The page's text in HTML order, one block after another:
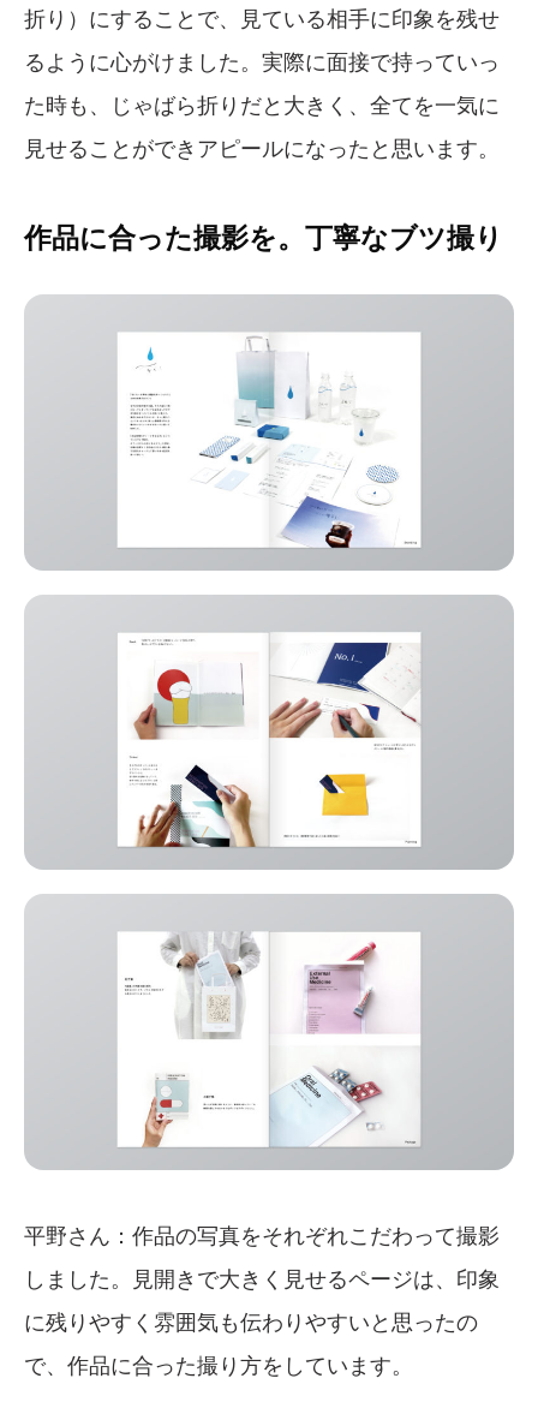
折り）にすることで、見ている相手に印象を残せ
るように心がけました。実際に面接で持っていっ
た時も、じゃばら折りだと大きく、全てを一気に
見せることができアピールになったと思います。
作品に合った撮影を。丁寧なブツ撮り
平野さん：作品の写真をそれぞれこだわって撮影
しました。見開きで大きく見せるページは、印象
に残りやすく雰囲気も伝わりやすいと思ったの
で、作品に合った撮り方をしています。